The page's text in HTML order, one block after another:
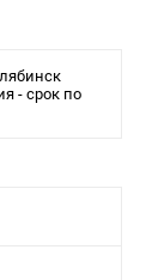
- срок по